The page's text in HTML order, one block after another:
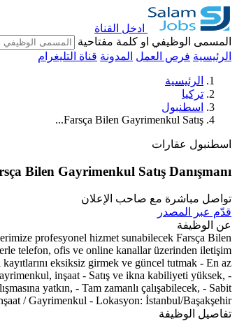
ادخل القناة
المسمى الوظيفي او كلمة مفتاحية
الرئيسية فرص العمل المدونة قناة التليغرام
الرئيسية
تركيا
اسطنبول
Farsça Bilen Gayrimenkul Satış...
اسطنبول عقارات
Bilen Gayrimenkul Satış Danışmanı
تواصل مباشرة مع صاحب الإعلان
قدّم عبر المصدر
عن الوظيفة
profesyonel hizmet sunabilecek Farsça Bilen
telefon, ofis ve online kanallar üzerinden iletişim
eksiksiz girmek ve güncel tutmak - En az
inşaat - Satış ve ikna kabiliyeti yüksek, -
yatkın, - Tam zamanlı çalışabilecek, - Sabit
/ Gayrimenkul - Lokasyon: İstanbul/Başakşehir
تفاصيل الوظيفة